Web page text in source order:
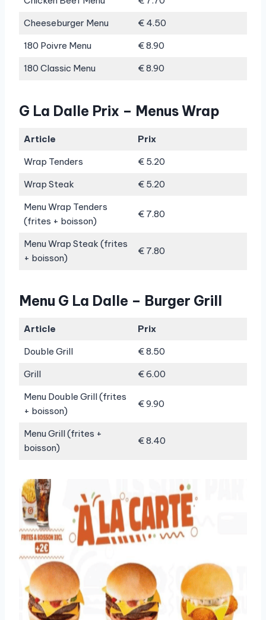
Cheeseburger Menu
€ 4.50
180 Poivre Menu
€ 8.90
180 Classic Menu
€ 8.90
G La Dalle Prix – Menus Wrap
Article
Prix
Wrap Tenders
€ 5.20
Wrap Steak
€ 5.20
Menu Wrap Tenders
(frites + boisson)
€ 7.80
Menu Wrap Steak (frites
+ boisson)
€ 7.80
Menu G La Dalle – Burger Grill
Article
Prix
Double Grill
€ 8.50
Grill
€ 6.00
Menu Double Grill (frites
+ boisson)
€ 9.90
Menu Grill (frites +
boisson)
€ 8.40